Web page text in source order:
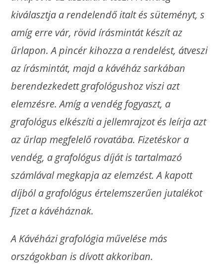
kiválasztja a rendelendő italt és süteményt, s
amíg erre vár, rövid írásmintát készít az
űrlapon. A pincér kihozza a rendelést, átveszi
az írásmintát, majd a kávéház sarkában
berendezkedett grafológushoz viszi azt
elemzésre. Amíg a vendég fogyaszt, a
grafológus elkészíti a jellemrajzot és leírja azt
az űrlap megfelelő rovatába. Fizetéskor a
vendég, a grafológus díját is tartalmazó
számlával megkapja az elemzést. A kapott
díjból a grafológus értelemszerűen jutalékot
fizet a kávéháznak.
A Kávéházi grafológia művelése más
országokban is dívott akkoriban.